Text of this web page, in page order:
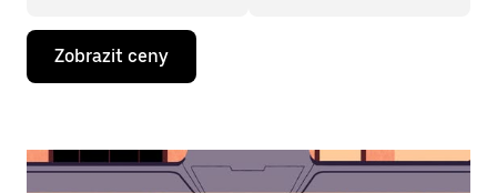
Stisknutím
klávesy
se
kalendář
Zobrazit ceny